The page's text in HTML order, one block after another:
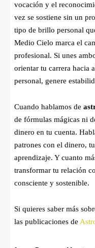
vocación y el
vez se sostiene sin un
tipo de brillo personal
Medio Cielo marca el
profesional. Si unes
orientar tu carrera hacia
personal, genere
Cuando hablamos de
de fórmulas mágicas ni
dinero en tu cuenta.
patrones con el dinero,
aprendizaje. Y cuanto
transformar tu relación
consciente y sostenible.
Si quieres saber más
las publicaciones de